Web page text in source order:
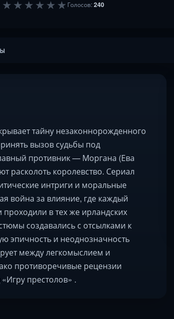
★★★★★★ Голосов:240
тайну незаконнорожденного
вызов судьбы под
противник — Моргана (Ева
расколоть королевство. Сериал
интриги и моральные
война за влияние, где каждый
в тех же ирландских
создавались с отсылками к
эпичность и неоднозначность
между легкомыслием и
противоречивые рецензии
престолов» .